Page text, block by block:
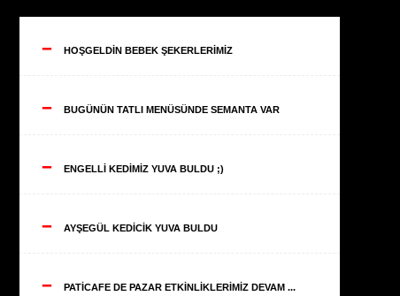
-- HOŞGELDİN BEBEK ŞEKERLERİMİZ
-- BUGÜNÜN TATLI MENÜSÜNDE SEMANTA VAR
-- ENGELLİ KEDİMİZ YUVA BULDU ;)
-- AYŞEGÜL KEDİCİK YUVA BULDU
-- PATİCAFE DE PAZAR ETKİNLİKLERİMİZ DEVAM ...